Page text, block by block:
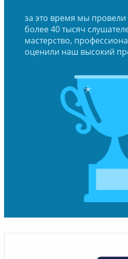
за это время мы провели
более 40 тысяч
мастерство,
оценили наш высокий